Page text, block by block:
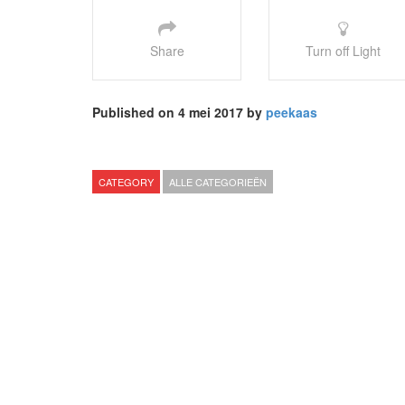
Share Turn off Light
Published on 4 mei 2017 by peekaas
CATEGORY ALLE CATEGORIEËN